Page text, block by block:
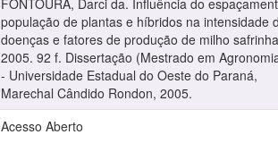
população de plantas e hí­bridos na intensidade
doenças e fatores de produção de milho
2005. 92 f. Dissertação (Mestrado em
- Universidade Estadual do Oeste do Paraná,
Marechal Cândido Rondon, 2005.
Acesso Aberto